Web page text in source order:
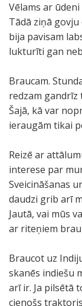
Vēlams ar
Tādā ziņā
bija pavisam
lukturīti gan
Braucam.
redzam gandrīz
Šajā, kā var
ieraugām tikai
Reizē ar
interese par
Sveicināšanas
daudzi grib arī
Jautā, vai mūs
ar riteņiem
Braucot uz
skanēs indiešu
arī ir. Ja pilsētā
cienošs